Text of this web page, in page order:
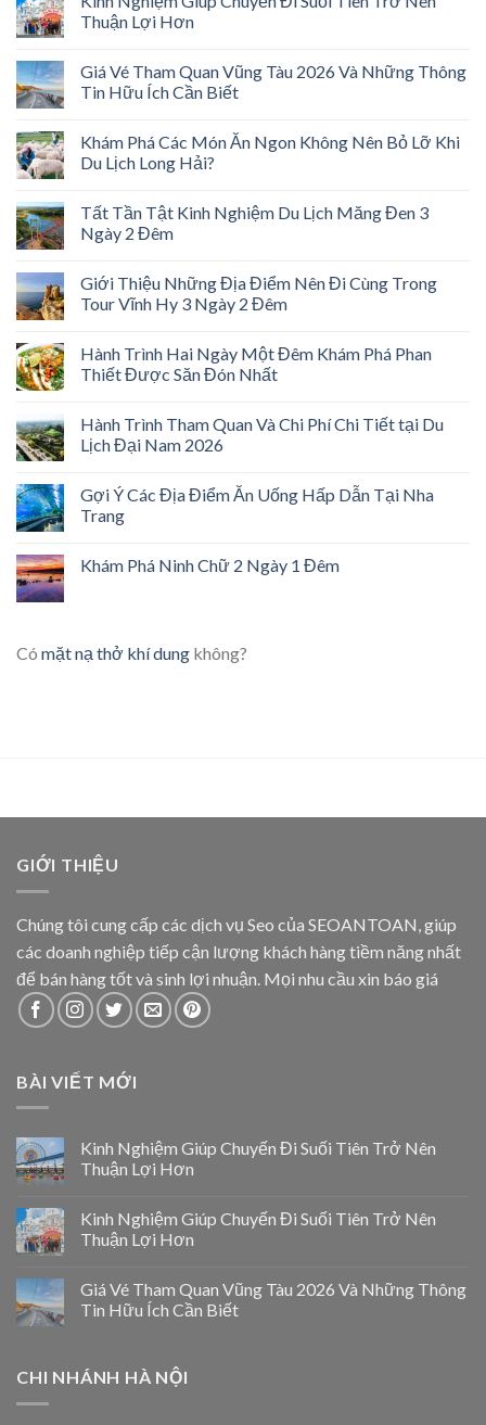
Thuận Lợi Hơn
Giá Vé Tham Quan Vũng Tàu 2026 Và Những Thông
Tin Hữu Ích Cần Biết
Khám Phá Các Món Ăn Ngon Không Nên Bỏ Lỡ Khi
Du Lịch Long Hải?
Tất Tần Tật Kinh Nghiệm Du Lịch Măng Đen 3
Ngày 2 Đêm
Giới Thiệu Những Địa Điểm Nên Đi Cùng Trong
Tour Vĩnh Hy 3 Ngày 2 Đêm
Hành Trình Hai Ngày Một Đêm Khám Phá Phan
Thiết Được Săn Đón Nhất
Hành Trình Tham Quan Và Chi Phí Chi Tiết tại Du
Lịch Đại Nam 2026
Gợi Ý Các Địa Điểm Ăn Uống Hấp Dẫn Tại Nha
Trang
Khám Phá Ninh Chữ 2 Ngày 1 Đêm
Có mặt nạ thở khí dung không?
GIỚI THIỆU
Chúng tôi cung cấp các dịch vụ Seo của SEOANTOAN, giúp
các doanh nghiệp tiếp cận lượng khách hàng tiềm năng nhất
để bán hàng tốt và sinh lợi nhuận. Mọi nhu cầu xin báo giá
BÀI VIẾT MỚI
Kinh Nghiệm Giúp Chuyến Đi Suối Tiên Trở Nên
Thuận Lợi Hơn
Kinh Nghiệm Giúp Chuyến Đi Suối Tiên Trở Nên
Thuận Lợi Hơn
Giá Vé Tham Quan Vũng Tàu 2026 Và Những Thông
Tin Hữu Ích Cần Biết
CHI NHÁNH HÀ NỘI